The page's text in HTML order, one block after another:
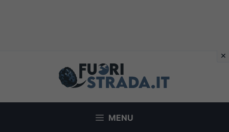
MENU